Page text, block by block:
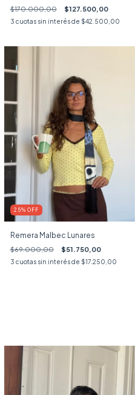
$170.000,00 $127.500,00
3 cuotas sin interés de $42.500,00
25% OFF
Remera Malbec Lunares
$69.000,00 $51.750,00
3 cuotas sin interés de $17.250,00